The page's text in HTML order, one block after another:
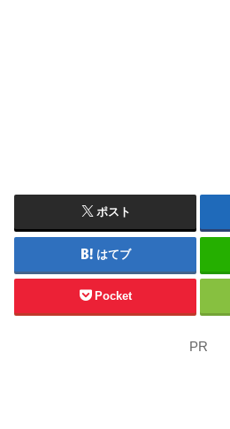
ポスト
はてブ
Pocket
PR